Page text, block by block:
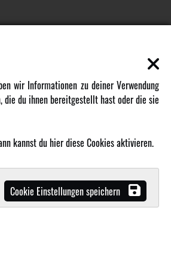
MEHR VON AMEWI
Malinos - Die kreative Seite von
Amewi
Werden Sie Amewi Händler
Amewi B2B-Shop
wir Informationen zu deiner Verwendung
die du ihnen bereitgestellt hast oder die sie
kannst du hier diese Cookies aktivieren.
Cookie Einstellungen speichern